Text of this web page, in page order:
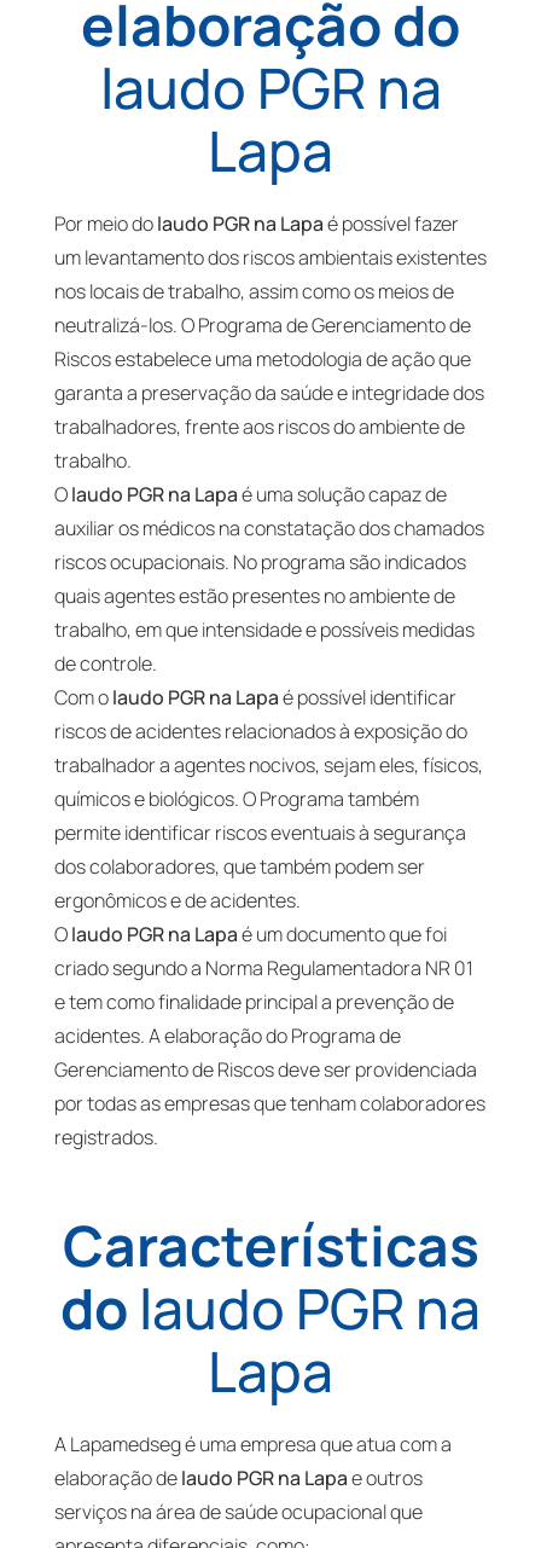
elaboração do
laudo PGR na
Lapa
Por meio dolaudo PGR na Lapaé possível fazer
um levantamento dos riscos ambientais existentes
nos locais de trabalho, assim como os meios de
neutralizá-los. O Programa de Gerenciamento de
Riscos estabelece uma metodologia de ação que
garanta a preservação da saúde e integridade dos
trabalhadores, frente aos riscos do ambiente de
trabalho.
Olaudo PGR na Lapaé uma solução capaz de
auxiliar os médicos na constatação dos chamados
riscos ocupacionais. No programa são indicados
quais agentes estão presentes no ambiente de
trabalho, em que intensidade e possíveis medidas
de controle.
Com olaudo PGR na Lapaé possível identificar
riscos de acidentes relacionados à exposição do
trabalhador a agentes nocivos, sejam eles, físicos,
químicos e biológicos. O Programa também
permite identificar riscos eventuais à segurança
dos colaboradores, que também podem ser
ergonômicos e de acidentes.
Olaudo PGR na Lapaé um documento que foi
criado segundo a Norma Regulamentadora NR 01
e tem como finalidade principal a prevenção de
acidentes. A elaboração do Programa de
Gerenciamento de Riscos deve ser providenciada
por todas as empresas que tenham colaboradores
registrados.
Características
do laudo PGR na
Lapa
A Lapamedseg é uma empresa que atua com a
elaboração delaudo PGR na Lapae outros
serviços na área de saúde ocupacional que